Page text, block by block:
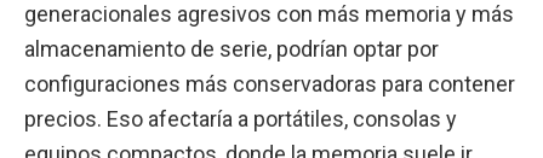
generacionales agresivos con más memoria y más
almacenamiento de serie, podrían optar por
configuraciones más conservadoras para contener
precios. Eso afectaría a portátiles, consolas y